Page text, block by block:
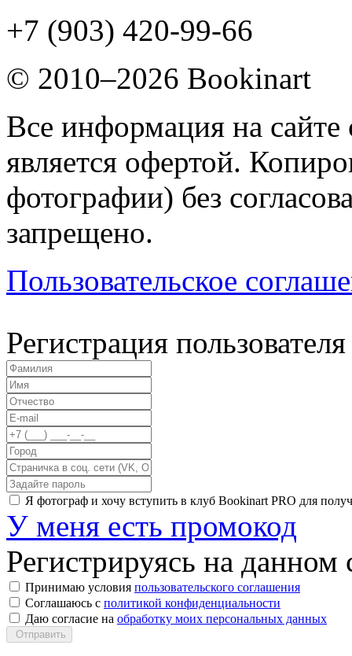
+7 (903) 420-99-66
© 2010–2026 Bookinart
Все информация на
является офертой.
фотографии) без
запрещено.
Пользовательское
Регистрация пользователя
Я фотограф и хочу вступить в клуб Bookinart PRO для
У меня есть промокод
Регистрируясь на данном
Принимаю условия пользовательского соглашения
Соглашаюсь с политикой конфиденциальности
Даю согласие на обработку моих персональных данных
Отправить